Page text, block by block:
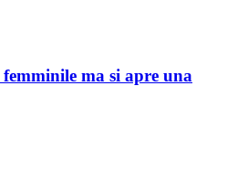
ma si apre una